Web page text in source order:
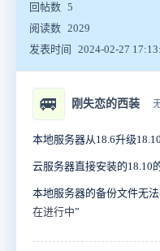
回帖数 5
阅读数 2029
发表时间
2024-02-27
🚐 刚失恋的西装
本地服务器从18.6升级
云服务器直接安装的18.10
本地服务器的备份文件无
在进行中”